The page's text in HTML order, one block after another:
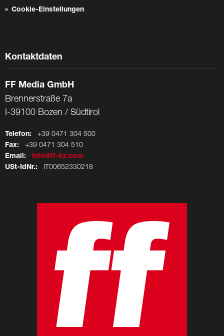
Cookie-Einstellungen
Kontaktdaten
FF Media GmbH
Brennerstraße 7a
I-39100 Bozen / Südtirol
Telefon: +39 0471 304 500
Fax: +39 0471 304 510
Email:
info@ff-bz.com
USt-IdNr.: IT00652330218